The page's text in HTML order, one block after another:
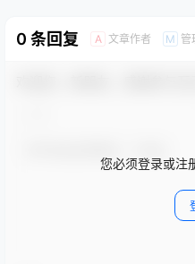
0 条回复 A 文章作者 M 管
您必须登录或注